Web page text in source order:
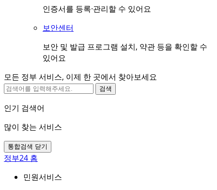
인증서를 등록·관리할 수 있어요
보안센터
보안 및 발급 프로그램 설치, 약관 등을 확인할 수
있어요
모든 정부 서비스, 이제 한 곳에서 찾아보세요
검색
인기 검색어
많이 찾는 서비스
통합검색 닫기
정부24 홈
민원서비스